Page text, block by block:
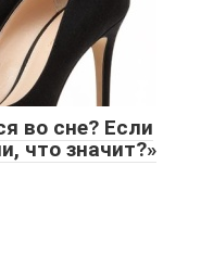
во сне? Если
что значит?»